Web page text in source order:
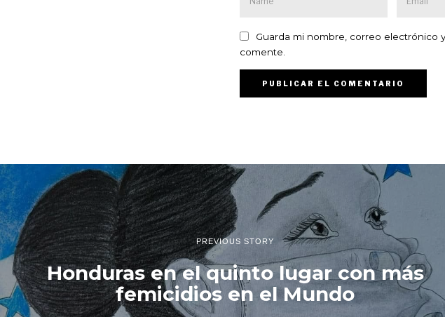
Guarda mi nombre, correo electrónico
comente.
PREVIOUS STORY
Honduras en el quinto lugar con más
femicidios en el Mundo